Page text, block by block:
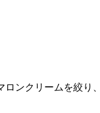
ンクリームを絞り